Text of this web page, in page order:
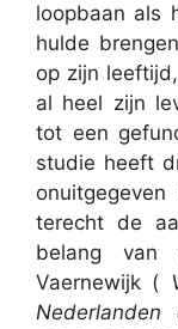
loopbaan als
hulde
op zijn
al heel zijn
tot een
studie heeft
terecht de
belang van
Vaernewijk (